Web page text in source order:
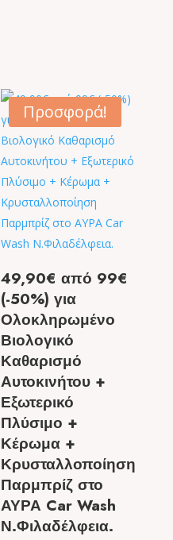
Προσφορά!
49,90€ από 99€
(-50%) για
Ολοκληρωμένο
Βιολογικό
Καθαρισμό
Αυτοκινήτου +
Εξωτερικό
Πλύσιμο +
Κέρωμα +
Κρυσταλλοποίηση
Παρμπρίζ στο
ΑΥΡΑ Car Wash
Ν.Φιλαδέλφεια.